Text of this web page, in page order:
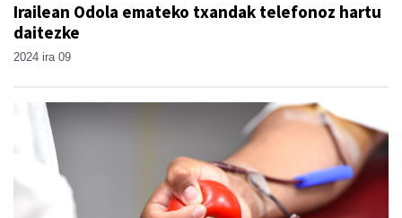
Irailean Odola emateko txandak telefonoz hartu
daitezke
2024 ira 09